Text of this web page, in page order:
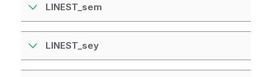
LINEST_sem
LINEST_sey